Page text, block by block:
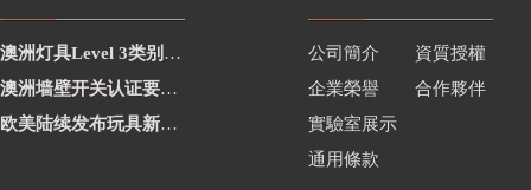
澳洲灯具Level 3类别新增2项
澳洲墙壁开关认证要求修订
欧美陆续发布玩具新要求
公司簡介
資質授權
企業榮譽
合作夥伴
實驗室展示
通用條款